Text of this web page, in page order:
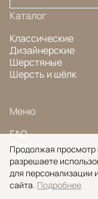
Каталог
Классические
Дизайнерские
Шерстяные
Шерсть и шёлк
Меню
FAQ
О компании
Блог
Портфолио
Продолжая просмотр
разрешаете
для персонализации
сайта. Подробнее